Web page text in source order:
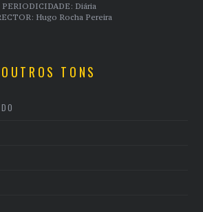
PERIODICIDADE: Diária
Hugo Rocha Pereira
OUTROS TONS